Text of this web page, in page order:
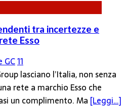
tra incertezze e
Esso
GC11
lasciano l’Italia, non senza
rete a marchio Esso che
un complimento. Ma [Leggi…]